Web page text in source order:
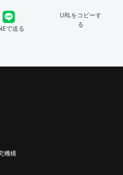
で送る
URLをコピーす
る
機構